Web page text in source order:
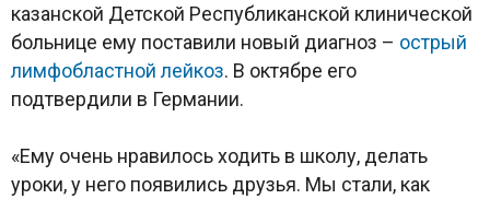
казанской Детской Республиканской клинической
больнице ему поставили новый диагноз – острый
лимфобластной лейкоз. В октябре его
подтвердили в Германии.
«Ему очень нравилось ходить в школу, делать
уроки, у него появились друзья. Мы стали, как